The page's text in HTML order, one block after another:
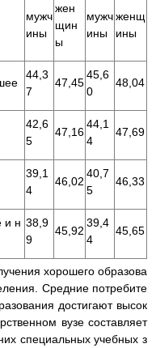
мужч
ины
жен
щин
ы
мужч
ины
женщ
ины
44,3
7
47,45
45,6
0
48,04
42,6
5
47,16
44,1
4
47,69
39,1
4
46,02
40,7
5
46,33
и н 38,9
9
45,92
39,4
4
45,65
хорошего образова
Средние потребите
достигают высок
вузе составляет
специальных учебных з